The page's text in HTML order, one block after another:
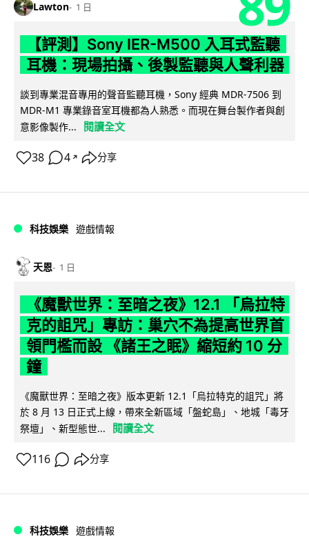
Lawton 1 日
【評測】Sony IER-M500 入耳式監聽
耳機：現場拍攝、後製監聽與人聲利器
談到專業混音專用的聲音監聽耳機，Sony 經典 MDR-7506 到
MDR-M1 專業錄音室耳機都為人熟悉。而現在舞台製作者與創
意影像製作...
閱讀全文
38 4 ↗ 分享
科技娛樂 遊戲情報
天恩 1 日
《魔獸世界：至暗之夜》12.1 「烏拉特
克的詛咒」專訪：巢穴不為提高世界首
領門檻而設 《諸王之眠》縮短約 10 分
鐘
《魔獸世界：至暗之夜》版本更新 12.1「烏拉特克的詛咒」將
於 8 月 13 日正式上線，帶來全新區域「盤蛇島」、地城「毒牙
祭壇」、新型態世...
閱讀全文
116 分享
科技娛樂 遊戲情報